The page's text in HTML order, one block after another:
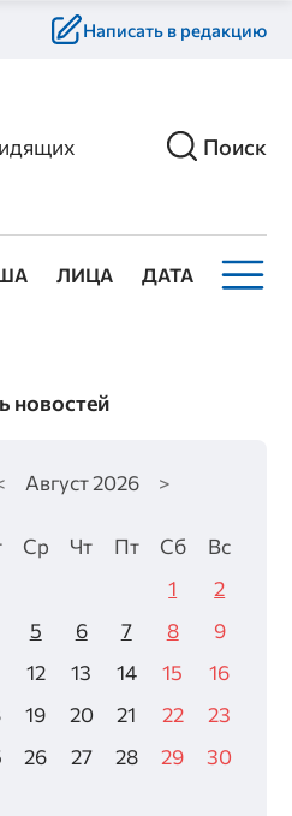
Написать в редакцию
Поиск
ЛИЦА ДАТА
новостей
Август2026 >
Ср Чт Пт Сб
Вс
1
2
5 6 7 8
9
12 13 14 15
16
19 20 21 22
23
26 27 28 29
30